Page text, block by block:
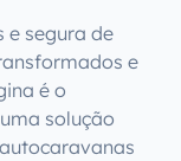
e segura de
e
é o
solução